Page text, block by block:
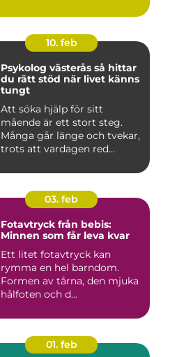
10. feb
Psykolog västerås så hittar
du rätt stöd när livet känns
tungt
Att söka hjälp för sitt
mående är ett stort steg.
Många går länge och tvekar,
trots att vardagen red...
03. feb
Fotavtryck från bebis:
Minnen som får leva kvar
Ett litet fotavtryck kan
rymma en hel barndom.
Formen av tårna, den mjuka
hålfoten och d...
01. feb